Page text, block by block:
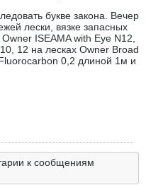
букве закона. Вечер
лески, вязке запасных
ISEAMA with Eye N12,
12 на лесках Owner Broad
0,2 длиной 1м и
к сообщениям